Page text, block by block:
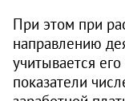
При этом при
направлению
учитывается
показатели